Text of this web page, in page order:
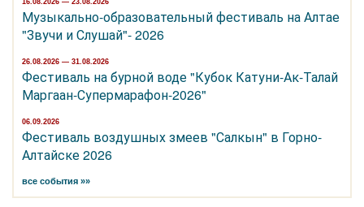
16.08.2026 — 23.08.2026
Музыкально-образовательный фестиваль на Алтае
"Звучи и Слушай"- 2026
26.08.2026 — 31.08.2026
Фестиваль на бурной воде "Кубок Катуни-Ак-Талай
Маргаан-Супермарафон-2026"
06.09.2026
Фестиваль воздушных змеев "Салкын" в Горно-
Алтайске 2026
все события »»